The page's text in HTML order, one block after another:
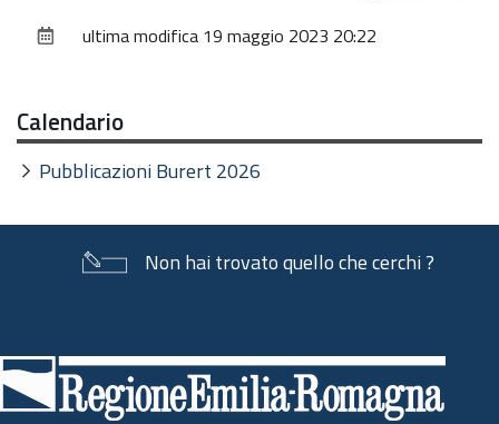
documentoultima modifica 19 maggio 2023 20:22
Calendario
Pubblicazioni Burert 2026
Non hai trovato quello che cerchi ?
di
pagina